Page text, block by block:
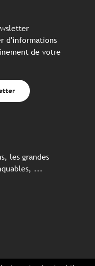
d'informations
de votre
les grandes
...